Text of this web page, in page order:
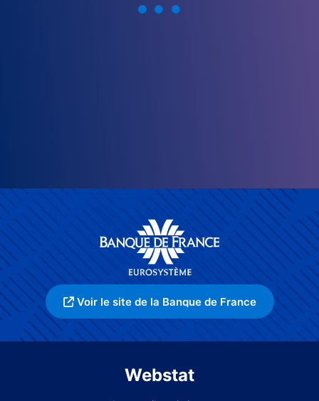
Voir le site de la Banque de France
Webstat